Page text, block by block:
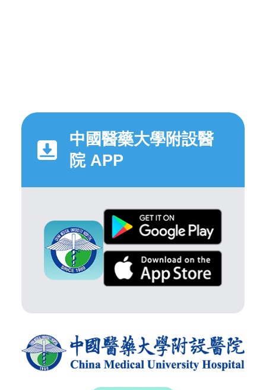
中國醫藥大學附設醫
院 APP